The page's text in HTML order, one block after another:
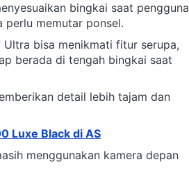
bingkai saat pengguna
memutar ponsel.
Ultra bisa menikmati fitur serupa,
berada di tengah bingkai saat
detail lebih tajam dan
Luxe Black di AS
menggunakan kamera depan